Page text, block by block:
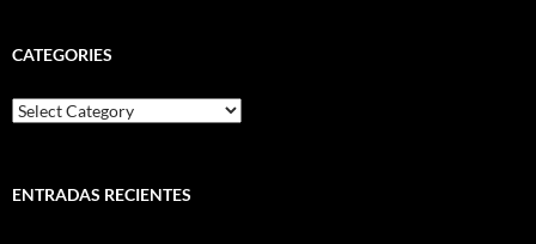
CATEGORIES
Categories
ENTRADAS RECIENTES